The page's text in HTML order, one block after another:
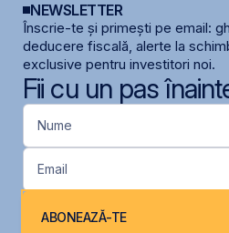
NEWSLETTER
Înscrie-te și primești pe email:
deducere fiscală, alerte la
exclusive pentru investitori noi.
Fii cu un pas
Nume
Email
ABONEAZĂ-TE